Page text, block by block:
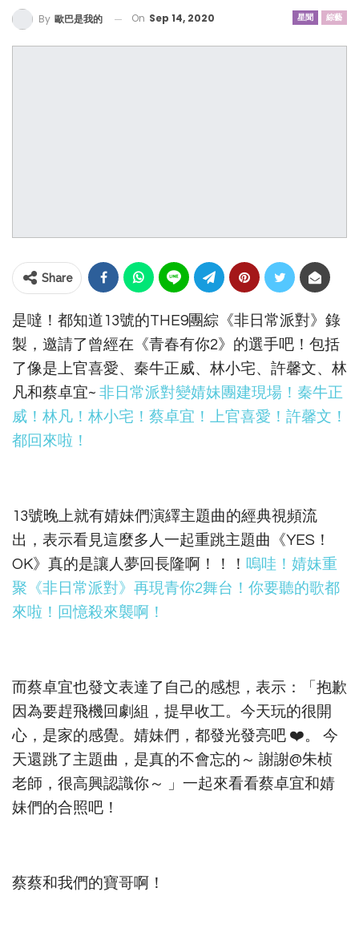
星聞 綜藝
By 歐巴是我的 On Sep 14, 2020
Share
是噠！都知道13號的THE9團綜《非日常派對》錄
製，邀請了曾經在《青春有你2》的選手吧！包括
了像是上官喜愛、秦牛正威、林小宅、許馨文、林
凡和蔡卓宜~ 非日常派對變婧妹團建現場！秦牛正
威！林凡！林小宅！蔡卓宜！上官喜愛！許馨文！
都回來啦！
13號晚上就有婧妹們演繹主題曲的經典視頻流
出，表示看見這麼多人一起重跳主題曲《YES！
OK》真的是讓人夢回長隆啊！！！ 嗚哇！婧妹重
聚《非日常派對》再現青你2舞台！你要聽的歌都
來啦！回憶殺來襲啊！
而蔡卓宜也發文表達了自己的感想，表示：「抱歉
因為要趕飛機回劇組，提早收工。今天玩的很開
心，是家的感覺。婧妹們，都發光發亮吧 ❤️。 今
天還跳了主題曲，是真的不會忘的～ 謝謝@朱桢
老師，很高興認識你～ ​​​​」一起來看看蔡卓宜和婧
妹們的合照吧！
蔡蔡和我們的寶哥啊！